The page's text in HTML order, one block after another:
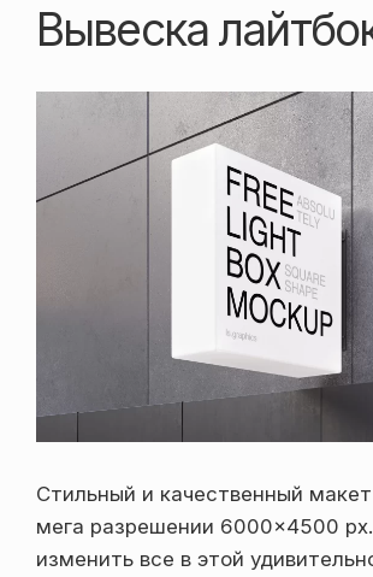
Вывеска
Стильный и качественный
мега разрешении 6000×4500
изменить все в этой